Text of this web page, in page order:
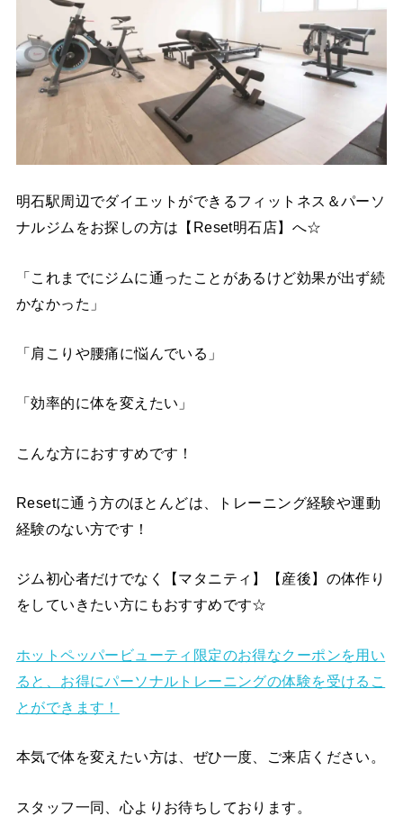
明石駅周辺でダイエットができるフィットネス＆パーソ
ナルジムをお探しの方は【Reset明石店】へ☆
「これまでにジムに通ったことがあるけど効果が出ず続
かなかった」
「肩こりや腰痛に悩んでいる」
「効率的に体を変えたい」
こんな方におすすめです！
Resetに通う方のほとんどは、トレーニング経験や運動
経験のない方です！
ジム初心者だけでなく【マタニティ】【産後】の体作り
をしていきたい方にもおすすめです☆
ホットペッパービューティ限定のお得なクーポンを用い
ると、お得にパーソナルトレーニングの体験を受けるこ
とができます！
本気で体を変えたい方は、ぜひ一度、ご来店ください。
スタッフ一同、心よりお待ちしております。